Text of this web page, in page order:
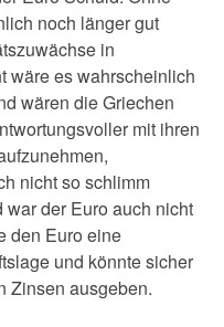
noch länger gut
in
wäre es wahrscheinlich
wären die Griechen
mit ihren
nicht so schlimm
der Euro auch nicht
den Euro eine
und könnte sicher
Zinsen ausgeben.